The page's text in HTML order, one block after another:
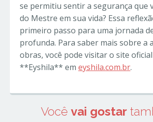
se permitiu sentir a segurança que
do Mestre em sua vida? Essa
primeiro passo para uma jornada
profunda. Para saber mais sobre a
obras, você pode visitar o site
**Eyshila** em eyshila.com.br.
Você vai gostar